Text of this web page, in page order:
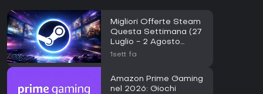
Migliori Offerte Steam
Questa Settimana (27
Luglio - 2 Agosto
2026)
1sett fa
Amazon Prime Gaming
nel 2026: Giochi